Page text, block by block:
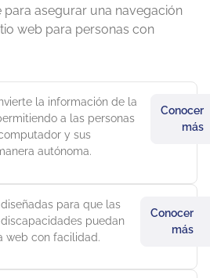
para asegurar una navegación
web para personas con
la información de la
a las personas
y sus
autónoma.
Conocer
más
para que las
puedan
web con facilidad.
Conocer
más